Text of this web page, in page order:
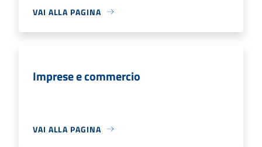
VAI ALLA PAGINA
Imprese e commercio
VAI ALLA PAGINA